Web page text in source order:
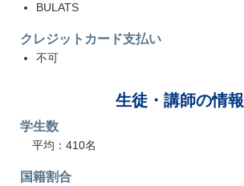
BULATS
クレジットカード支払い
不可
生徒・講師の情報
学生数
平均：410名
国籍割合